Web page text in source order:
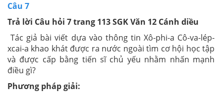
Câu 7
Trả lời Câu hỏi 7 trang 113 SGK Văn 12 Cánh diều
Tác giả bài viết dựa vào thông tin Xô-phi-a Cô-va-lép-
xcai-a khao khát được ra nước ngoài tìm cơ hội học tập
và được cấp bằng tiến sĩ chủ yếu nhằm nhấn mạnh
điều gì?
Phương pháp giải: